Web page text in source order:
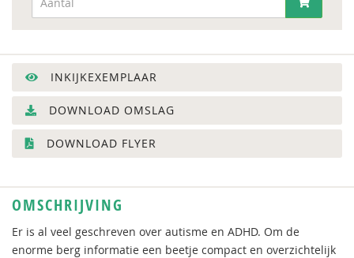
INKIJKEXEMPLAAR
DOWNLOAD OMSLAG
DOWNLOAD FLYER
OMSCHRIJVING
Er is al veel geschreven over autisme en ADHD. Om de
enorme berg informatie een beetje compact en overzichtelijk